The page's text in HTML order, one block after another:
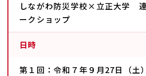
しながわ防災学校×立正大学
ークショップ
日時
第１回：令和７年９月27日（土